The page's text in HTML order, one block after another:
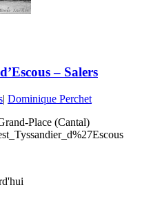
– Salers
| Dominique Perchet
Place (Cantal)